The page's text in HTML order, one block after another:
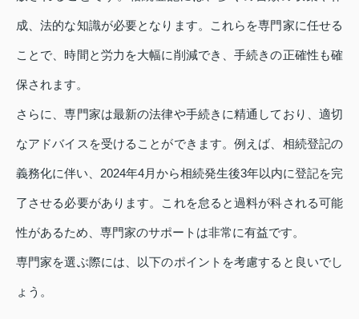
成、法的な知識が必要となります。これらを専門家に任せる
ことで、時間と労力を大幅に削減でき、手続きの正確性も確
保されます。
さらに、専門家は最新の法律や手続きに精通しており、適切
なアドバイスを受けることができます。例えば、相続登記の
義務化に伴い、2024年4月から相続発生後3年以内に登記を完
了させる必要があります。これを怠ると過料が科される可能
性があるため、専門家のサポートは非常に有益です。
専門家を選ぶ際には、以下のポイントを考慮すると良いでし
ょう。